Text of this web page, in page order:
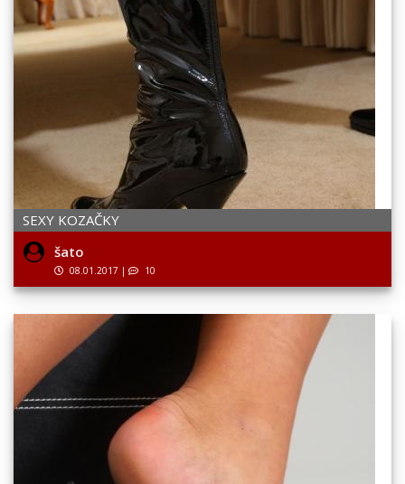
SEXY KOZAČKY
šato
08.01.2017 | 10